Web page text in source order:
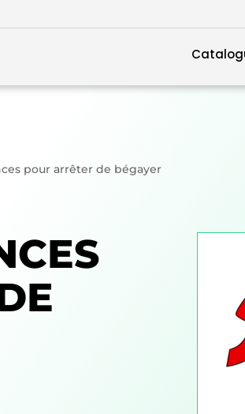
pour arrêter de bégayer